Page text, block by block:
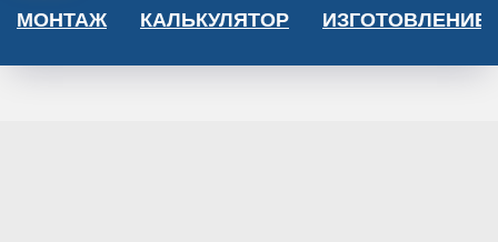
МОНТАЖ КАЛЬКУЛЯТОР ИЗГОТОВЛЕНИЕ